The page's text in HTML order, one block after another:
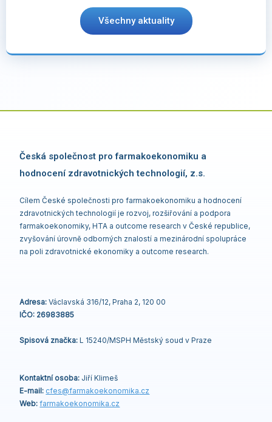
Všechny aktuality
Česká společnost pro farmakoekonomiku a
hodnocení zdravotnických technologií, z.s.
Cílem České společnosti pro farmakoekonomiku a hodnocení
zdravotnických technologií je rozvoj, rozšiřování a podpora
farmakoekonomiky, HTA a outcome research v České republice,
zvyšování úrovně odborných znalostí a mezinárodní spolupráce
na poli zdravotnické ekonomiky a outcome research.
Adresa: Václavská 316/12, Praha 2, 120 00
IČO: 26983885
Spisová značka: L 15240/MSPH Městský soud v Praze
Kontaktní osoba: Jiří Klimeš
E-mail: cfes@farmakoekonomika.cz
Web: farmakoekonomika.cz